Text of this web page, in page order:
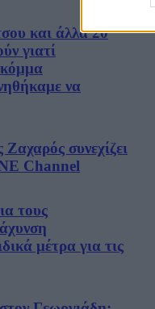
και άλλα 20
γιατί
να
συνεχίζει
Channel
τους
μέτρα για τις